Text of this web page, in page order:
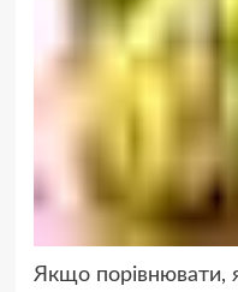
Якщо порівнювати,